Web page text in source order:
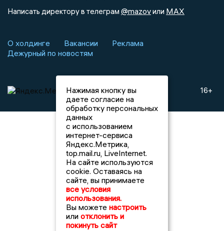
Написать директору в телеграм @mazovили MAX
О холдинге Вакансии
Реклама
Дежурный по новостям
16+
Нажимая кнопку вы
даете согласие на
обработку персональных
данных
с использованием
интернет-сервиса
Яндекс.Метрика,
top.mail.ru, LiveInternet.
На сайте используются
cookie. Оставаясь на
сайте, вы принимаете
все условия
использования.
Вы можете настроить
или отклонить и
покинуть сайт